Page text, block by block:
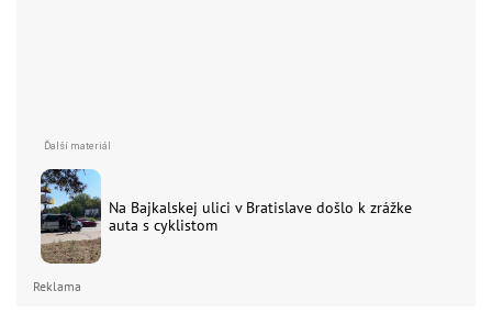
Na Bajkalskej ulici v Bratislave došlo k zrážke
auta s cyklistom
Reklama